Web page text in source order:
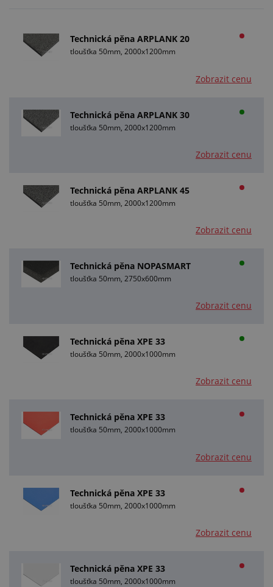
Technická pěna ARPLANK 20
tloušťka 50mm, 2000x1200mm
Zobrazit cenu
Technická pěna ARPLANK 30
tloušťka 50mm, 2000x1200mm
Zobrazit cenu
Technická pěna ARPLANK 45
tloušťka 50mm, 2000x1200mm
Zobrazit cenu
Technická pěna NOPASMART
tloušťka 50mm, 2750x600mm
Zobrazit cenu
Technická pěna XPE 33
tloušťka 50mm, 2000x1000mm
Zobrazit cenu
Technická pěna XPE 33
tloušťka 50mm, 2000x1000mm
Zobrazit cenu
Technická pěna XPE 33
tloušťka 50mm, 2000x1000mm
Zobrazit cenu
Technická pěna XPE 33
tloušťka 50mm, 2000x1000mm